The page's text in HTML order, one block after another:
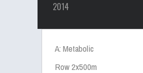
2014
A: Metabolic
Row 2x500m